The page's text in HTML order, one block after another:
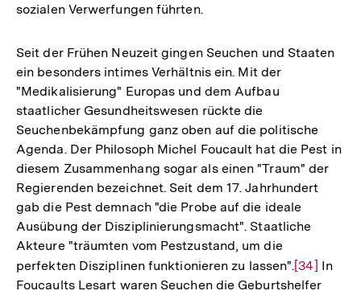
sozialen Verwerfungen führten.
Seit der Frühen Neuzeit gingen Seuchen und Staaten
ein besonders intimes Verhältnis ein. Mit der
"Medikalisierung" Europas und dem Aufbau
staatlicher Gesundheitswesen rückte die
Seuchenbekämpfung ganz oben auf die politische
Agenda. Der Philosoph Michel Foucault hat die Pest in
diesem Zusammenhang sogar als einen "Traum" der
Regierenden bezeichnet. Seit dem 17. Jahrhundert
gab die Pest demnach "die Probe auf die ideale
Ausübung der Disziplinierungsmacht". Staatliche
Akteure "träumten vom Pestzustand, um die
perfekten Disziplinen funktionieren zu lassen".Zur
Auflösung
[34] In
Foucaults Lesart waren Seuchen die Geburtshelfer